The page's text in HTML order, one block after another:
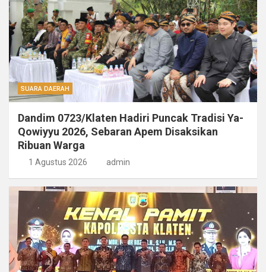
SUARA DAERAH
Dandim 0723/Klaten Hadiri Puncak Tradisi Ya-
Qowiyyu 2026, Sebaran Apem Disaksikan
Ribuan Warga
1 Agustus 2026 admin